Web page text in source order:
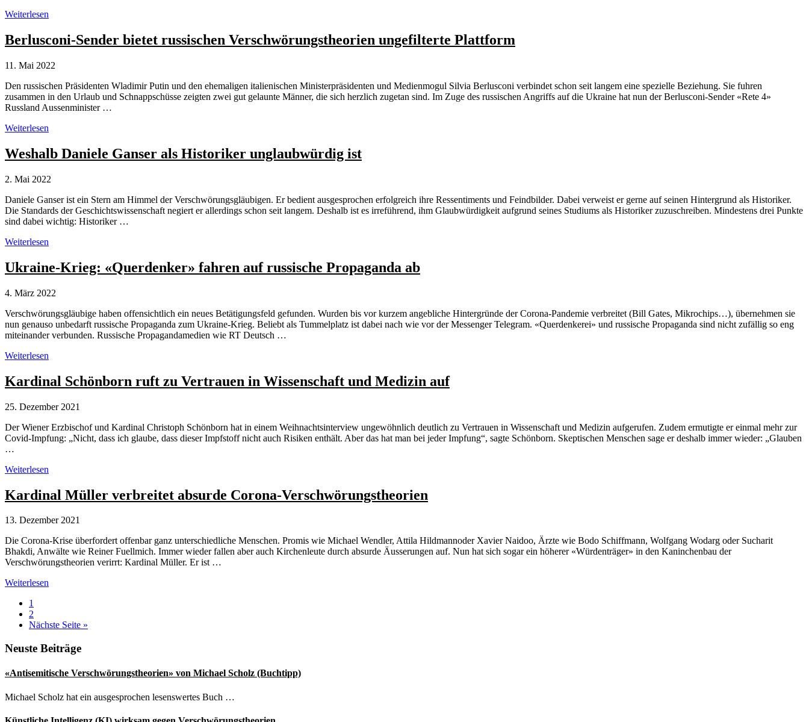
Italien:
Propaganda
schwappt
Talkshows
Weiterlesen
Berlusconi-Sender bietet russischen Verschwörungstheorien ungefilterte Plattform
11. Mai 2022
Den russischen Präsidenten Wladimir Putin und den ehemaligen italienischen Ministerpräsidenten und Medienmogul Silvia Berlusconi verbindet schon seit langem eine spezielle Beziehung. Sie fuhren
zusammen in den Urlaub und Schnappschüsse zeigten zwei gut gelaunte Männer, die sich herzlich zugetan sind. Im Zuge des russischen Angriffs auf die Ukraine hat nun der Berlusconi-Sender «Rete 4»
Russland Aussenminister …
Berlusconi-
bietet
russischen
ungefilterte
Weiterlesen
Weshalb Daniele Ganser als Historiker unglaubwürdig ist
2. Mai 2022
Daniele Ganser ist ein Stern am Himmel der Verschwörungsgläubigen. Er bedient ausgesprochen erfolgreich ihre Ressentiments und Feindbilder. Dabei verweist er gerne auf seinen Hintergrund als Historiker.
Die Standards der Geschichtswissenschaft negiert er allerdings schon seit langem. Deshalb ist es irreführend, ihm Glaubwürdigkeit aufgrund seines Studiums als Historiker zuzuschreiben. Mindestens drei Punkte
sind dabei wichtig: Historiker …
Weshalb
Ganser
als
unglaubwürdig
Weiterlesen
Ukraine-Krieg: «Querdenker» fahren auf russische Propaganda ab
4. März 2022
Verschwörungsgläubige haben offensichtlich ein neues Betätigungsfeld gefunden. Wurden bis vor kurzem angebliche Hintergründe der Corona-Pandemie verbreitet (Bill Gates, Mikrochips…), übernehmen sie
nun genauso unbedarft russische Propaganda zum Ukraine-Krieg. Beliebt als Tummelplatz ist dabei nach wie vor der Messenger Telegram. «Querdenkerei» und russische Propaganda sind nicht zufällig so eng
miteinander verbunden. Russische Propagandamedien wie RT Deutsch …
Ukraine-
«Querdenker»
fahren
russische
ab
Weiterlesen
Kardinal Schönborn ruft zu Vertrauen in Wissenschaft und Medizin auf
25. Dezember 2021
Der Wiener Erzbischof und Kardinal Christoph Schönborn hat in einem Weihnachtsinterview ungewöhnlich deutlich zu Vertrauen in Wissenschaft und Medizin aufgerufen. Zudem ermutigte er einmal mehr zur
Covid-Impfung: „Nicht, dass ich glaube, dass dieser Impfstoff nicht auch Risiken enthält. Aber das hat man bei jeder Impfung“, sagte Schönborn. Skeptischen Menschen sage er deshalb immer wieder: „Glauben
…
Kardinal
ruft
zu
in
und
Medizin
auf
Weiterlesen
Kardinal Müller verbreitet absurde Corona-Verschwörungstheorien
13. Dezember 2021
Die Corona-Krise überfordert offenbar ganz unterschiedliche Menschen. Promis wie Michael Wendler, Attila Hildmannoder Xavier Naidoo, Ärzte wie Bodo Schiffmann, Wolfgang Wodarg oder Sucharit
Bhakdi, Anwälte wie Reiner Fuellmich. Immer wieder fallen aber auch Kirchenleute durch absurde Äusserungen auf. Nun hat sich sogar ein höherer «Würdenträger» in den Kaninchenbau der
Verschwörungstheorien verirrt: Kardinal Müller. Er ist …
Kardinal
verbreitet
absurde
Corona-
Weiterlesen
Seite
1
Seite
2
Nächste Seite aufrufen
»
Seitenspalte
Neuste Beiträge
«Antisemitische Verschwörungstheorien» von Michael Scholz (Buchtipp)
Michael Scholz hat ein ausgesprochen lesenswertes Buch …